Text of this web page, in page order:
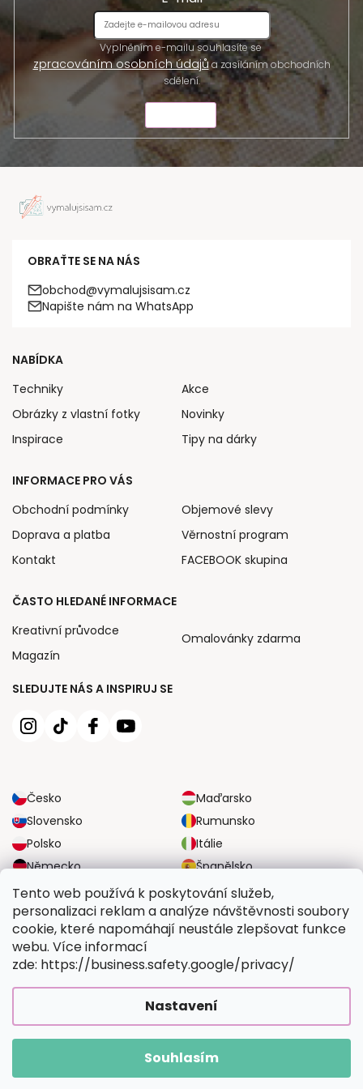
Tento web používá k poskytování služeb,
personalizaci reklam a analýze návštěvnosti soubory
cookie, které napomáhají neustále zlepšovat funkce
webu. Více informací
zde: https://business.safety.google/privacy/
Nastavení
Souhlasím
Vyplněním e-mailu souhlasíte se
zpracováním osobních údajůa zasíláním obchodních
sdělení.
OBRAŤTE SE NA NÁS
obchod@vymalujsisam.cz
Napište nám na WhatsApp
SLEDUJTE NÁS A INSPIRUJ SE
Česko
Maďarsko
Slovensko
Rumunsko
Polsko
Itálie
Německo
Španělsko
Velká Británie
Rakousko
NABÍDKA
Techniky
Obrázky z vlastní fotky
Inspirace
Akce
Novinky
Tipy na dárky
INFORMACE PRO VÁS
Obchodní podmínky
Doprava a platba
Kontakt
Objemové slevy
Věrnostní program
FACEBOOK skupina
ČASTO HLEDANÉ INFORMACE
Kreativní průvodce
Magazín
Omalovánky zdarma
SPOLEHLIVÉ MOŽNOSTI DOPRAVY
BEZPEČNÉ MOŽNOSTI PLATBY
Vytvořil Shoptet Premium|UpraviloFV STUDIO
Vymalujsisam.cz. Všechna práva vyhrazena.